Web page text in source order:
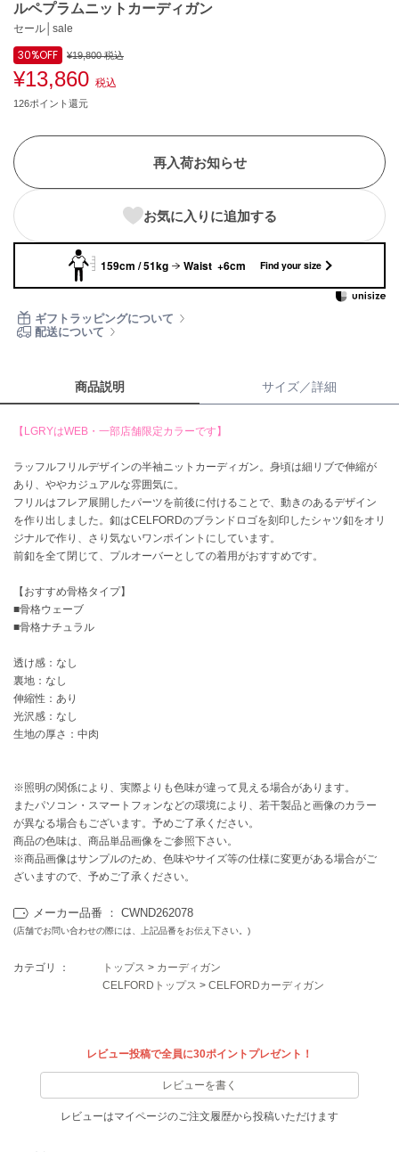
Ballelite
バレリット
BANDOLIER
Barbour
バブアー
Beyond Closet
ビヨンドクローゼット
Calvin Klein
CELFORD
セロン
CODE A
コードエー
COLE HAAN
コール ハーン
CONVERSE
コンバース
DANSKIN
ダンスキン
emmi
エミ
emmi atelier
エミ アトリエ
emmi yoga
エミヨガ
エトレトウキョウ
ルペプラムニットカーディガン
セール│sale
30%OFF ¥19,800税込
¥13,860 税込
126ポイント還元
再入荷お知らせ
お気に入りに追加する
159cm / 51kg Waist +6cm Find your size
ギフトラッピングについて
配送について
商品説明 サイズ／詳細
【LGRYはWEB・一部店舗限定カラーです】
ラッフルフリルデザインの半袖ニットカーディガン。身頃は細リブで伸縮が
あり、ややカジュアルな雰囲気に。
フリルはフレア展開したパーツを前後に付けることで、動きのあるデザイン
を作り出しました。釦はCELFORDのブランドロゴを刻印したシャツ釦をオリ
ジナルで作り、さり気ないワンポイントにしています。
前釦を全て閉じて、プルオーバーとしての着用がおすすめです。
【おすすめ骨格タイプ】
■骨格ウェーブ
■骨格ナチュラル
透け感：なし
裏地：なし
伸縮性：あり
光沢感：なし
生地の厚さ：中肉
※照明の関係により、実際よりも色味が違って見える場合があります。
またパソコン・スマートフォンなどの環境により、若干製品と画像のカラー
が異なる場合もございます。予めご了承ください。
商品の色味は、商品単品画像をご参照下さい。
※商品画像はサンプルのため、色味やサイズ等の仕様に変更がある場合がご
ざいますので、予めご了承ください。
メーカー品番 ： CWND262078
(店舗でお問い合わせの際には、上記品番をお伝え下さい。)
カテゴリ ： トップス > カーディガン
CELFORDトップス > CELFORDカーディガン
レビュー投稿で全員に30ポイントプレゼント！
レビューを書く
レビューはマイページのご注文履歴から投稿いただけます